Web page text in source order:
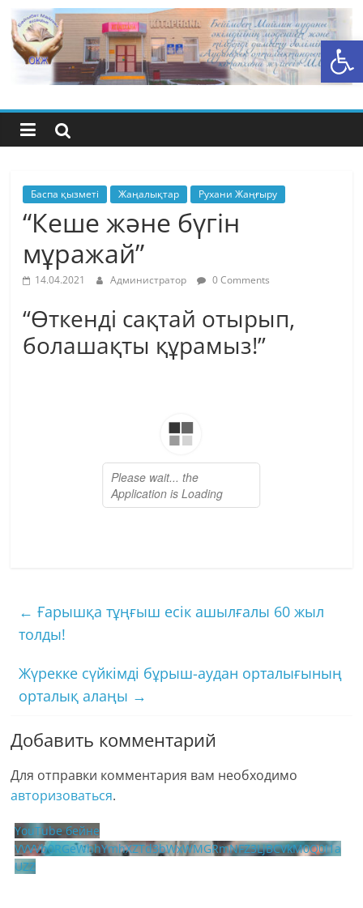
Open toolbar
Skip
to
content
Бейімбет
Майлин
ауданының
орталық
кітапхана
жүйесі
Баспа қызметі Жаңалықтар Рухани Жаңғыру
“Кеше және бүгін
мұражай”
14.04.2021 Администратор 0 Comments
“Өткенді сақтай отырып,
болашақты құрамыз!”
← Ғарышқа тұңғыш есік ашылғалы 60 жыл
толды!
Жүрекке сүйкімді бұрыш-аудан орталығының
орталық алаңы →
Добавить комментарий
Для отправки комментария вам необходимо
авторизоваться.
YouTube бейне
VVVVb0RGeWhhYmhXZTd3bWxWMGRmNFZ3LjBCVkM0Q0I1a
UZZ